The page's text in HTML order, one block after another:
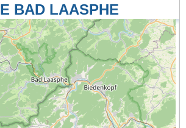
BAD LAASPHE